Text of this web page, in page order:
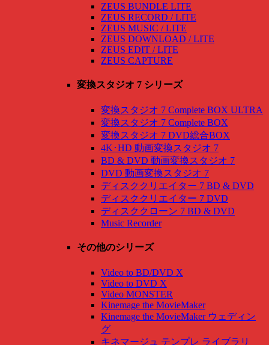
ZEUS BUNDLE LITE
ZEUS RECORD / LITE
ZEUS MUSIC / LITE
ZEUS DOWNLOAD / LITE
ZEUS EDIT / LITE
ZEUS CAPTURE
変換スタジオ 7 シリーズ
変換スタジオ 7 Complete BOX ULTRA
変換スタジオ 7 Complete BOX
変換スタジオ 7 DVD総合BOX
4K･HD 動画変換スタジオ 7
BD & DVD 動画変換スタジオ 7
DVD 動画変換スタジオ 7
ディスククリエイター 7 BD & DVD
ディスククリエイター 7 DVD
ディスククローン 7 BD & DVD
Music Recorder
その他のシリーズ
Video to BD/DVD X
Video to DVD X
Video MONSTER
Kinemage the MovieMaker
Kinemage the MovieMaker ウェディン
グ
キネマージュ テンプレ ライブラリ